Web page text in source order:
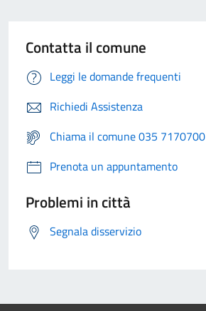
Contatta il comune
Leggi le domande frequenti
Richiedi Assistenza
Chiama il comune 035 7170700
Prenota un appuntamento
Problemi in città
Segnala disservizio